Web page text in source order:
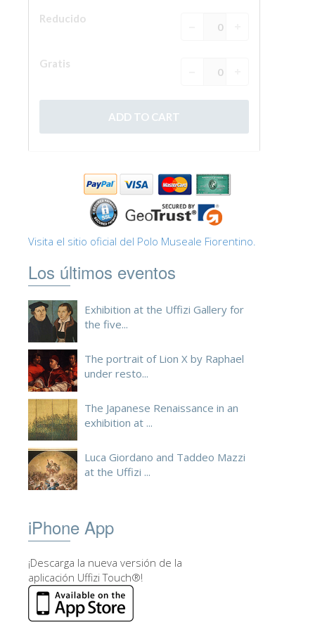
Visita el sitio oficial del Polo Museale Fiorentino.
Los últimos eventos
Exhibition at the Uffizi Gallery for
the five...
The portrait of Lion X by Raphael
under resto...
The Japanese Renaissance in an
exhibition at ...
Luca Giordano and Taddeo Mazzi
at the Uffizi ...
iPhone App
¡Descarga la nueva versión de la
aplicación Uffizi Touch®!